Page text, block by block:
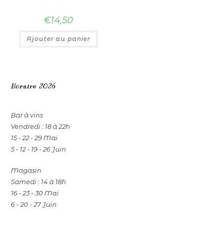
€14,50
Ajouter au panier
Horaire 2026
Bar à vins
Vendredi : 18 à 22h
15 - 22 - 29 Mai
5 - 12 - 19 - 26 Juin
Magasin
Samedi : 14 à 18h
16 - 23 - 30 Mai
6 - 20 - 27 Juin